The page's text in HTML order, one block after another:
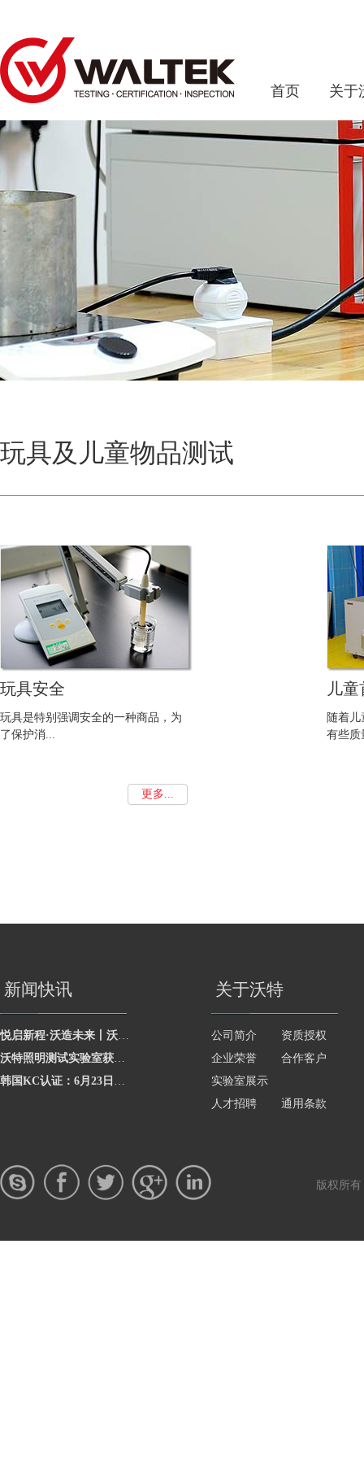
首页 关于
玩具及儿童物品测试
玩具安全
玩具是特别强调安全的一种商品，为
了保护消...
更多...
儿
随着
有些质
新闻快讯
悦启新程·沃造未来丨沃特学院2026年度讲师聘任暨2025年度优秀讲师颁奖活动圆
沃特照明测试实验室获澳洲灯具最新标准CNAS资质，助力企业合规出海澳洲市场
韩国KC认证：6月23日起将执行更严格的网络摄像头安全要求
关于沃特
公司简介
资质授权
企业荣誉
合作客户
实验室展示
人才招聘
通用条款
版权所